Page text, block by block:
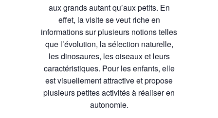
aux grands autant qu’aux petits. En
effet, la visite se veut riche en
informations sur plusieurs notions telles
que l’évolution, la sélection naturelle,
les dinosaures, les oiseaux et leurs
caractéristiques. Pour les enfants, elle
est visuellement attractive et propose
plusieurs petites activités à réaliser en
autonomie.